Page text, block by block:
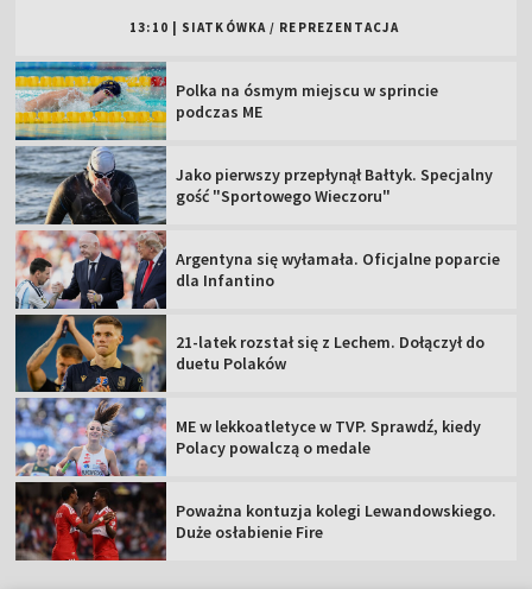
13:10 SIATKÓWKA / REPREZENTACJA
Polka na ósmym miejscu w sprincie
podczas ME
Jako pierwszy przepłynął Bałtyk. Specjalny
gość "Sportowego Wieczoru"
Argentyna się wyłamała. Oficjalne poparcie
dla Infantino
21-latek rozstał się z Lechem. Dołączył do
duetu Polaków
ME w lekkoatletyce w TVP. Sprawdź, kiedy
Polacy powalczą o medale
Poważna kontuzja kolegi Lewandowskiego.
Duże osłabienie Fire